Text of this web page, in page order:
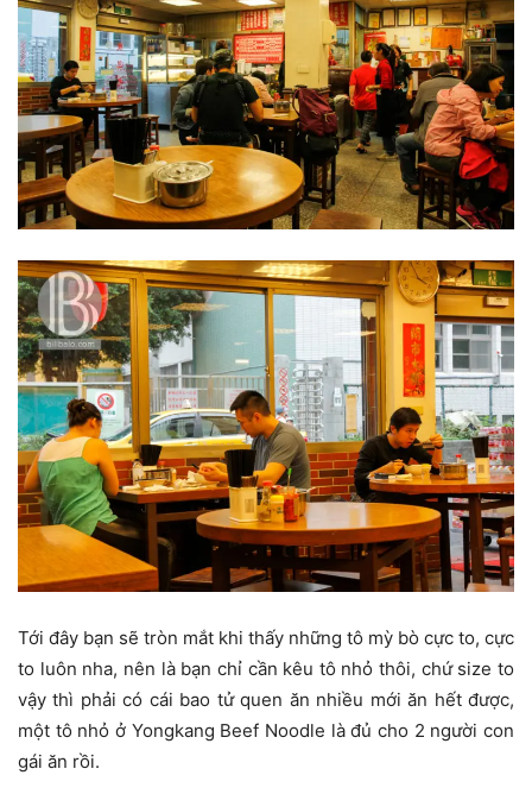
Tới đây bạn sẽ tròn mắt khi thấy những tô mỳ bò cực to, cực
to luôn nha, nên là bạn chỉ cần kêu tô nhỏ thôi, chứ size to
vậy thì phải có cái bao tử quen ăn nhiều mới ăn hết được,
một tô nhỏ ở Yongkang Beef Noodle là đủ cho 2 người con
gái ăn rồi.